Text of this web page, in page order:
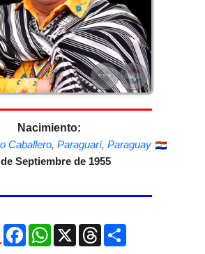
Nacimiento:
Caballero, Paraguarí, Paraguay
Septiembre de 1955
FacebookWhatsApp
X ThreadsCompartir